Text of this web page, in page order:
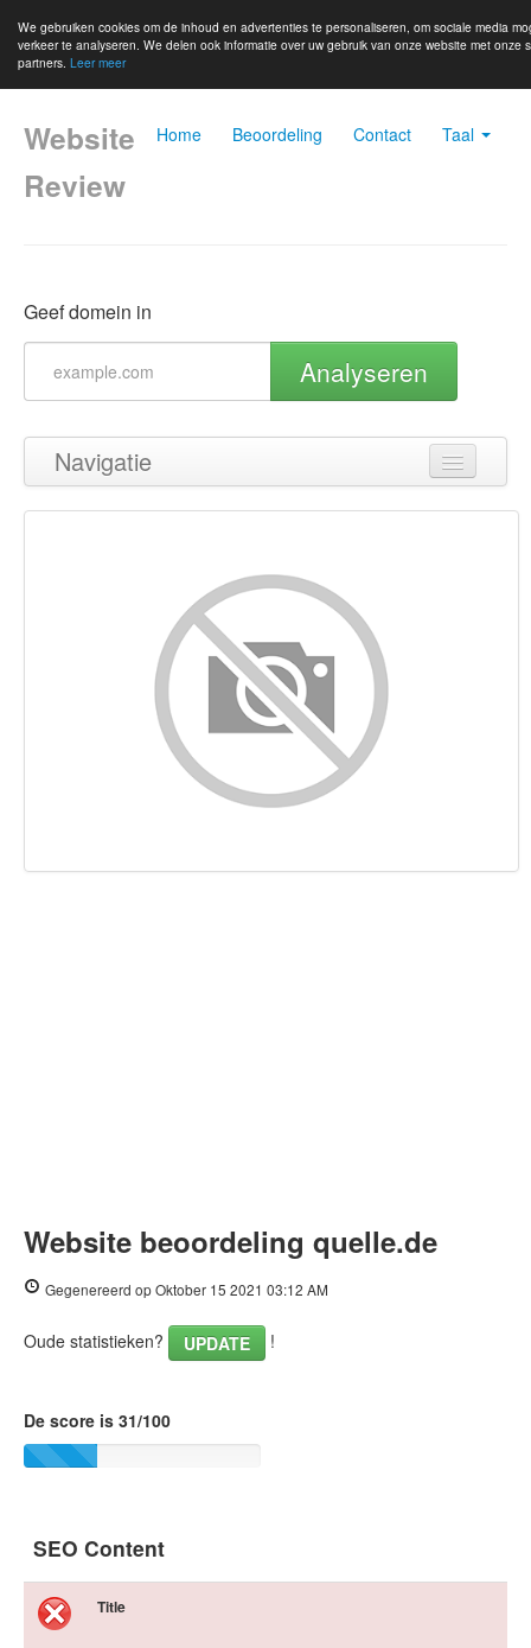
We gebruiken cookies om de inhoud en advertenties te personaliseren, om sociale media
verkeer te analyseren. We delen ook informatie over uw gebruik van onze website met onze
partners. Leer meer
Home Beoordeling Contact Taal
Website
Review
Geef domein in
Analyseren
Navigatie
Terug naar boven
Keywords
Bruikbaarheid
Document
Website beoordeling quelle.de
Gegenereerd op Oktober 15 2021 03:12 AM
Oude statistieken? UPDATE !
De score is 31/100
SEO Content
Title